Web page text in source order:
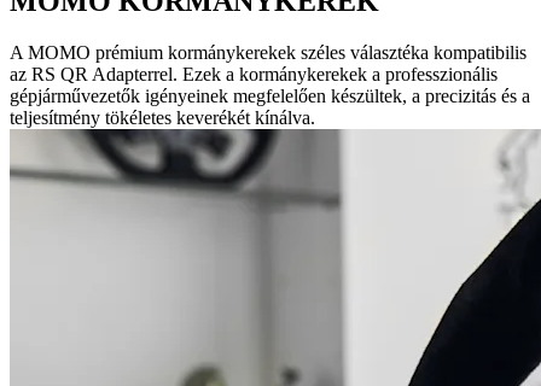
A MOMO prémium kormánykerekek széles választéka kompatibilis
az RS QR Adapterrel. Ezek a kormánykerekek a professzionális
gépjárművezetők igényeinek megfelelően készültek, a precizitás és a
teljesítmény tökéletes keverékét kínálva.